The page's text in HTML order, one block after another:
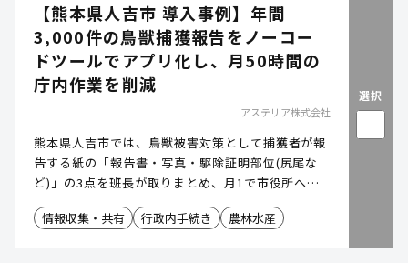
【熊本県人吉市 導入事例】年間
3,000件の鳥獣捕獲報告をノーコー
ドツールでアプリ化し、月50時間の
庁内作業を削減
アステリア株式会社
熊本県人吉市では、鳥獣被害対策として捕獲者が報
告する紙の「報告書・写真・駆除証明部位(尻尾な
ど)」の3点を班長が取りまとめ、月1で市役所へ提
出。職員が年間3,000件を超える報告書を確認・デ
ータ化・集計する作業は、庁内に多大な負担が生じ
情報収集・共有 行政内手続き 農林水産
選択